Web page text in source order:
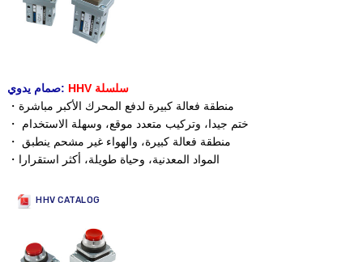
صمام يدوي:
HHV سلسلة
・منطقة فعالة كبيرة لدفع المحرك الأكبر مباشرة
・ ختم جيدا، وتركيب متعدد موقع، وسهلة الاستخدام
・ منطقة فعالة كبيرة، والهواء غير مشحم ينطبق
・المواد المعدنية، وحياة طويلة، أكثر استقرارا
HHV CATALOG